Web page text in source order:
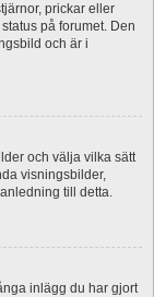
prickar eller
på forumet. Den
och är i
och välja vilka sätt
visningsbilder,
till detta.
inlägg du har gjort